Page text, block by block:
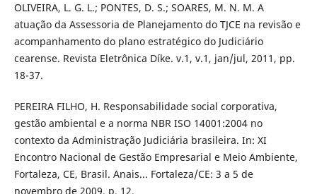
OLIVEIRA, L. G. L.; PONTES, D. S.; SOARES, M. N. M. A
atuação da Assessoria de Planejamento do TJCE na revisão e
acompanhamento do plano estratégico do Judiciário
cearense. Revista Eletrônica Díke. v.1, v.1, jan/jul, 2011, pp.
18-37.
PEREIRA FILHO, H. Responsabilidade social corporativa,
gestão ambiental e a norma NBR ISO 14001:2004 no
contexto da Administração Judiciária brasileira. In: XI
Encontro Nacional de Gestão Empresarial e Meio Ambiente,
Fortaleza, CE, Brasil. Anais... Fortaleza/CE: 3 a 5 de
novembro de 2009, p. 12.